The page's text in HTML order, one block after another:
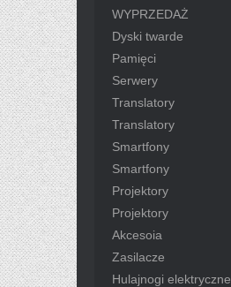
WYPRZEDAŻ
Dyski twarde
Pamięci
Serwery
Translatory
Translatory
Smartfony
Smartfony
Projektory
Projektory
Akcesoia
Zasilacze
Hulajnogi elektryczne